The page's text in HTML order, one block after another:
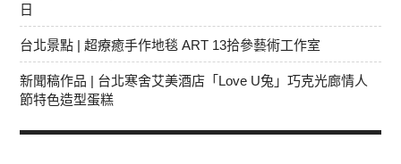
日
台北景點 | 超療癒手作地毯 ART 13拾參藝術工作室
新聞稿作品 | 台北寒舍艾美酒店「Love U兔」巧克光廊情人
節特色造型蛋糕